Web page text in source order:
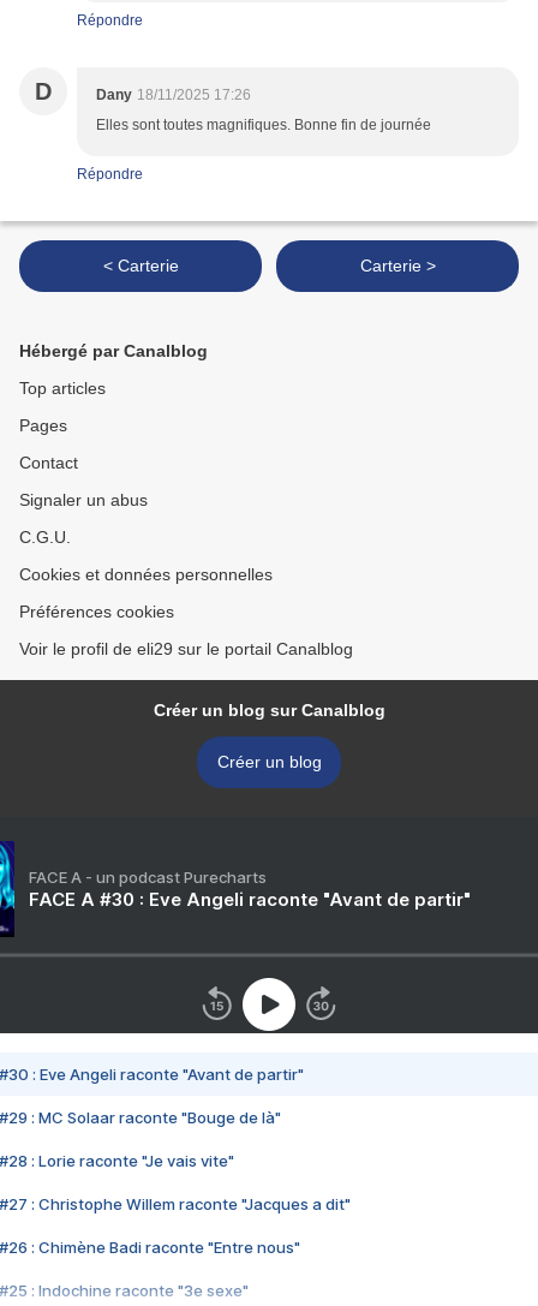
Répondre
D Dany 18/11/2025 17:26
Elles sont toutes magnifiques. Bonne fin de journée
Répondre
< Carterie Carterie >
Hébergé par Canalblog
Top articles
Pages
Contact
Signaler un abus
C.G.U.
Cookies et données personnelles
Préférences cookies
Voir le profil de eli29 sur le portail Canalblog
Créer un blog sur Canalblog
Créer un blog
FACE A - un podcast Purecharts
FACE A #30 : Eve Angeli raconte "Avant de partir"
#30 : Eve Angeli raconte "Avant de partir"
#29 : MC Solaar raconte "Bouge de là"
#28 : Lorie raconte "Je vais vite"
#27 : Christophe Willem raconte "Jacques a dit"
#26 : Chimène Badi raconte "Entre nous"
#25 : Indochine raconte "3e sexe"